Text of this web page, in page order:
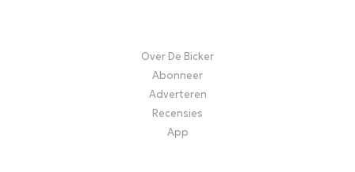
Over De Bicker
Abonneer
Adverteren
Recensies
App